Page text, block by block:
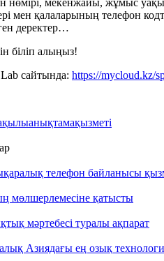
мен қалаларының телефон
деректер…
біліп алыңыз!
сайтында: https://mycloud.kz/
телефон байланысы
мөлшерлемесіне қатысты
мәртебесі туралы ақпарат
Азиядағы ең озық